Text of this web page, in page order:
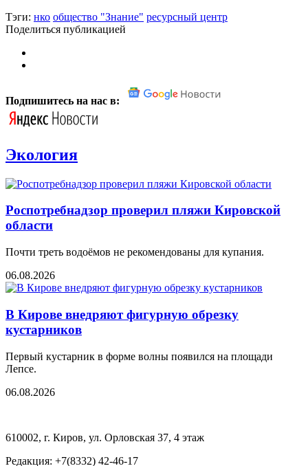
Тэги: нко общество "Знание" ресурсный центр
Поделиться публикацией
Подпишитесь на нас в:
Экология
Роспотребнадзор проверил пляжи Кировской
области
Почти треть водоёмов не рекомендованы для купания.
06.08.2026
В Кирове внедряют фигурную обрезку
кустарников
Первый кустарник в форме волны появился на площади
Лепсе.
06.08.2026
610002, г. Киров, ул. Орловская 37, 4 этаж
Редакция: +7(8332) 42-46-17